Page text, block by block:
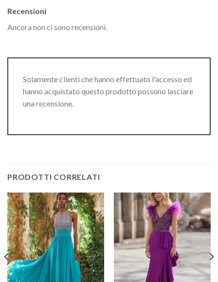
Recensioni
Ancora non ci sono recensioni.
Solamente clienti che hanno effettuato l'accesso ed
hanno acquistato questo prodotto possono lasciare
una recensione.
PRODOTTI CORRELATI